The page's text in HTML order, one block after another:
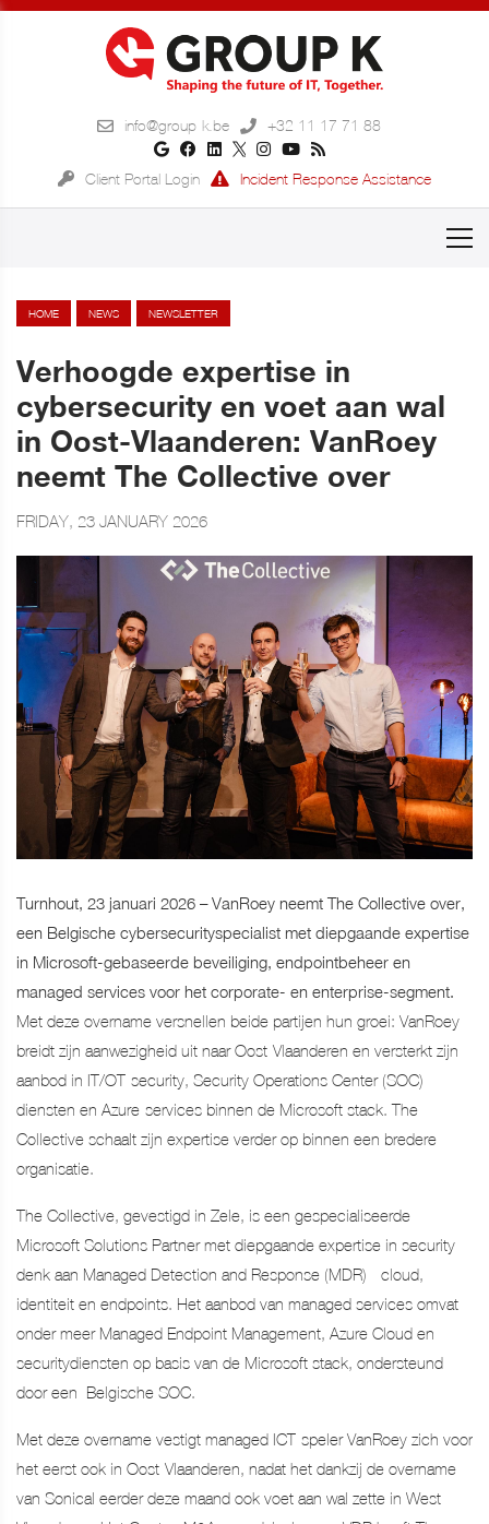
info@group-k.be +32 11 17 71 88
Client Portal Login Incident Response Assistance
HOME NEWS NEWSLETTER
Verhoogde expertise in
cybersecurity en voet aan wal
in Oost-Vlaanderen: VanRoey
neemt The Collective over
FRIDAY, 23 JANUARY 2026
Turnhout, 23 januari 2026 – VanRoey neemt The Collective over,
een Belgische cybersecurityspecialist met diepgaande expertise
in Microsoft-gebaseerde beveiliging, endpointbeheer en
managed services voor het corporate- en enterprise-segment.
Met deze overname versnellen beide partijen hun groei: VanRoey
breidt zijn aanwezigheid uit naar Oost-Vlaanderen en versterkt zijn
aanbod in IT/OT-security, Security Operations Center (SOC)-
diensten en Azure-services binnen de Microsoft stack. The
Collective schaalt zijn expertise verder op binnen een bredere
organisatie.
The Collective, gevestigd in Zele, is een gespecialiseerde
Microsoft Solutions Partner met diepgaande expertise in security -
denk aan Managed Detection and Response (MDR) - cloud,
identiteit en endpoints. Het aanbod van managed services omvat
onder meer Managed Endpoint Management, Azure Cloud en
securitydiensten op basis van de Microsoft stack, ondersteund
door een Belgische SOC.
Met deze overname vestigt managed ICT-speler VanRoey zich voor
het eerst ook in Oost-Vlaanderen, nadat het dankzij de overname
van Sonical eerder deze maand ook voet aan wal zette in West-